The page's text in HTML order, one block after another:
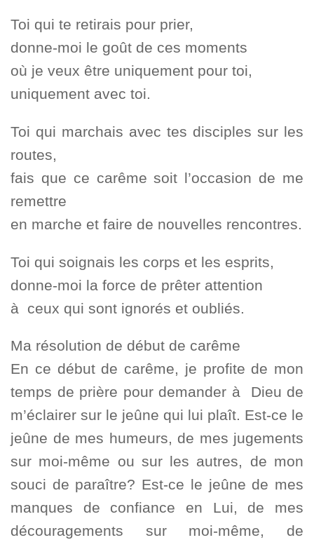
Toi qui te retirais pour prier,
donne-moi le goût de ces moments
où je veux être uniquement pour toi,
uniquement avec toi.
Toi qui marchais avec tes disciples sur les
routes,
fais que ce carême soit l’occasion de me
remettre
en marche et faire de nouvelles rencontres.
Toi qui soignais les corps et les esprits,
donne-moi la force de prêter attention
à ceux qui sont ignorés et oubliés.
Ma résolution de début de carême
En ce début de carême, je profite de mon
temps de prière pour demander à Dieu de
m’éclairer sur le jeûne qui lui plaît. Est-ce le
jeûne de mes humeurs, de mes jugements
sur moi-même ou sur les autres, de mon
souci de paraître? Est-ce le jeûne de mes
manques de confiance en Lui, de mes
découragements sur moi-même, de